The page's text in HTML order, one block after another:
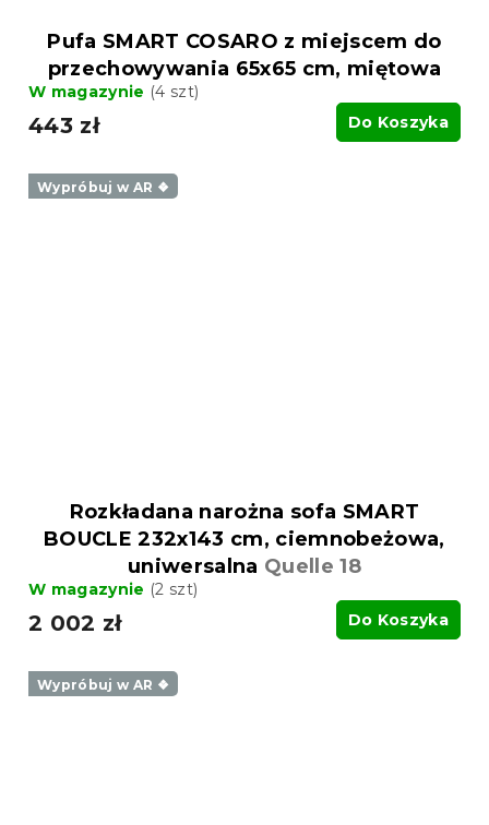
Pufa SMART COSARO z miejscem do
przechowywania 65x65 cm, miętowa
W magazynie (4 szt)
443 zł Do Koszyka
Wypróbuj w AR ❖
Rozkładana narożna sofa SMART
BOUCLE 232x143 cm, ciemnobeżowa,
uniwersalna Quelle 18
W magazynie (2 szt)
2 002 zł Do Koszyka
Wypróbuj w AR ❖